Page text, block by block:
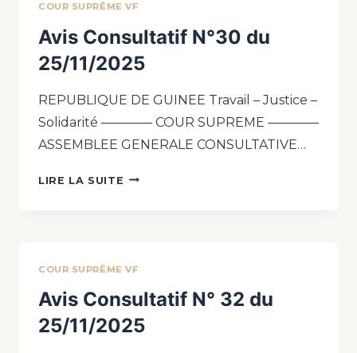
COUR SUPRÊME VF
Avis Consultatif N°30 du
25/11/2025
REPUBLIQUE DE GUINEE Travail – Justice –
Solidarité ———— COUR SUPREME ————
ASSEMBLEE GENERALE CONSULTATIVE…
LIRE LA SUITE
COUR SUPRÊME VF
Avis Consultatif N° 32 du
25/11/2025